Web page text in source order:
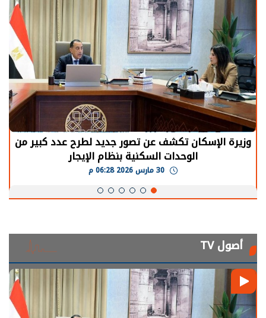
الرئيس السيسي: توقف الأنشطة في قطاع الطاقة
يحتاج إلى سنوات لعودة معدلات الإنتاج الطبيعية
أصول TV